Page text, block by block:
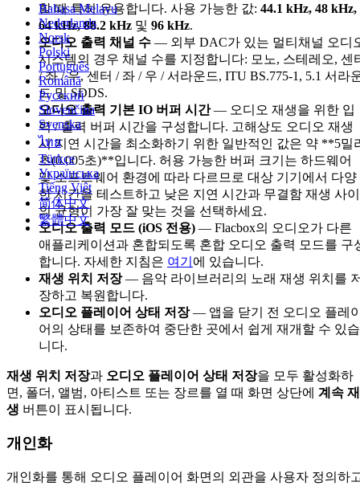
Bahasa Melayu
Nederlands
Norsk
Polski
Português
Română
Русский
Slovenčina
Svenska
ไทย
Türkçe
Українська
Tiếng Việt
简体中文
繁體中文
할 때 특히 유용합니다. 사용 가능한 값: 44.1 kHz, 48 kHz,
64 kHz, 88.2 kHz 및 96 kHz.
오디오 출력 채널 수 — 외부 DAC가 있는 멀티채널 오디
시스템의 경우 채널 수를 지정합니다: 모노, 스테레오, 센
/ 좌 / 우, 센터 / 좌 / 우 / 서라운드, ITU BS.775-1, 5.1 서라
드 및 SDDS.
오디오 출력 기본 IO 버퍼 시간— 오디오 재생을 위한 입
력 / 출력 버퍼 시간을 구성합니다. 고해상도 오디오 재생
시 지연 시간을 최소화하기 위한 일반적인 값은 약 **5밀
초(0.005초)**입니다. 허용 가능한 버퍼 크기는 하드웨어
및 소프트웨어 환경에 따라 다르므로 대상 기기에서 다양
한 시간을 테스트하고 낮은 지연 시간과 무결함 재생 사이
의 균형이 가장 잘 맞는 것을 선택하세요.
오디오 출력 모드 (iOS 전용) — Flacbox의 오디오가 다른
애플리케이션과 혼합되도록 혼합 오디오 출력 모드를 구
합니다. 자세한 지침은 여기 에 있습니다.
재생 위치 저장— 음악 라이브러리의 노래 재생 위치를
장하고 복원합니다.
오디오 플레이어 상태 저장— 앱을 닫기 전 오디오 플레
어의 상태를 보존하여 중단한 곳에서 쉽게 재개할 수 있습
니다.
재생 위치 저장과 오디오 플레이어 상태 저장을 모두 활성화하
면, 폴더, 앨범, 아티스트 또는 장르를 열 때 화면 상단에 계속 재
생 버튼이 표시됩니다.
개인화
개인화를 통해 오디오 플레이어 화면의 외관을 사용자 정의하